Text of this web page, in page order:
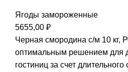
Ягоды замороженные
5655,00 ₽
Черная смородина с/м 10 кг,
оптимальным решением для
гостиниц за счет